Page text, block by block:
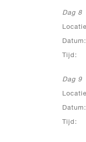
Dag 8
Datum:
Tijd:
Dag 9
Datum:
Tijd: